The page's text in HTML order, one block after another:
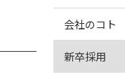
会社のコト
新卒採用